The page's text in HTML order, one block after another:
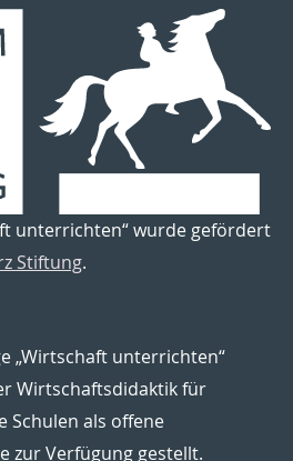
unterrichten“ wurde gefördert
Stiftung.
„Wirtschaft unterrichten“
Wirtschaftsdidaktik für
Schulen als offene
zur Verfügung gestellt.